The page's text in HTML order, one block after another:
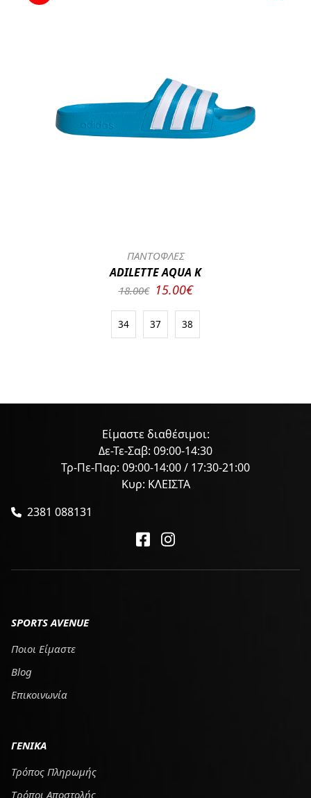
ΠΑΝΤΟΦΛΕΣ
ADILETTE AQUA K
18.00€ 15.00€
34 37 38
Είμαστε διαθέσιμοι:
Δε-Τε-Σαβ: 09:00-14:30
Τρ-Πε-Παρ: 09:00-14:00 / 17:30-21:00
Κυρ: ΚΛΕΙΣΤΑ
2381 088131
SPORTS AVENUE
Ποιοι Είμαστε
Blog
Επικοινωνία
ΓΕΝΙΚΑ
Τρόπος Πληρωμής
Tρόποι Αποστολής